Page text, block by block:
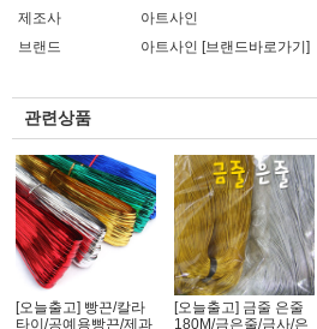
제조사
아트사인
브랜드
아트사인 [브랜드바로가기]
관련상품
[오늘출고] 빵끈/칼라
타이/공예용빵끈/제과
[오늘출고] 금줄 은줄
180M/금은줄/금사/은